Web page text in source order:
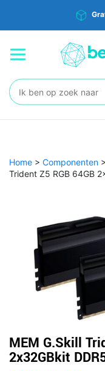
Zoeken:
Home > Componenten >
Trident Z5 RGB 64GB
MEM G.Skill
2x32GBkit